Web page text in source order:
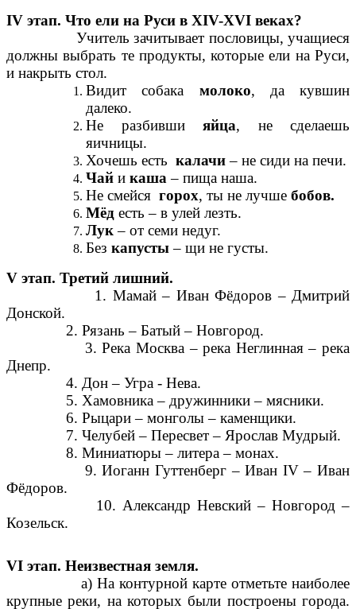
IV этап. Что ели на Руси в XIV-XVI веках?
Учитель зачитывает пословицы, учащиеся
должны выбрать те продукты, которые ели на Руси,
и накрыть стол.
Видит собака молоко, да кувшин
далеко.
Не разбивши яйца, не сделаешь
яичницы.
Хочешь есть калачи– не сиди на печи.
Чай и каша– пища наша.
Не смейся горох, ты не лучше бобов.
Мёд есть – в улей лезть.
Лук– от семи недуг.
Без капусты– щи не густы.
V этап. Третий лишний.
1. Мамай – Иван Фёдоров – Дмитрий
Донской.
2. Рязань – Батый – Новгород.
3. Река Москва – река Неглинная – река
Днепр.
4. Дон – Угра - Нева.
5. Хамовника – дружинники – мясники.
6. Рыцари – монголы – каменщики.
7. Челубей – Пересвет – Ярослав Мудрый.
8. Миниатюры – литера – монах.
9. Иоганн Гуттенберг – Иван IV – Иван
Фёдоров.
10. Александр Невский – Новгород –
Козельск.
VI этап. Неизвестная земля.
а) На контурной карте отметьте наиболее
крупные реки, на которых были построены города.